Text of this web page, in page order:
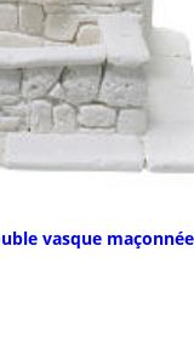
vasque maçonnée